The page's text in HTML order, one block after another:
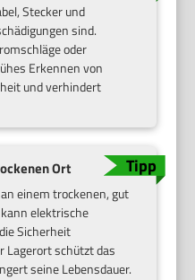
Stecker und
sind.
oder
Erkennen von
und verhindert
Ort
einem trockenen, gut
elektrische
Sicherheit
Lagerort schützt das
seine Lebensdauer.